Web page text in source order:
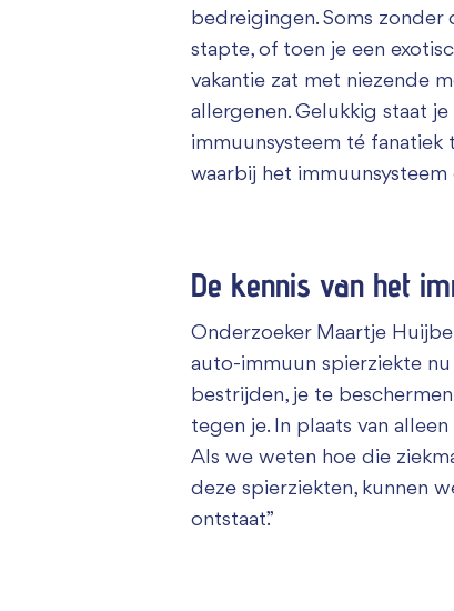
bedreigingen. Soms zonder
stapte, of toen je een
vakantie zat met niezende
allergenen. Gelukkig staat
immuunsysteem té fanatiek
waarbij het
De kennis van het
Onderzoeker Maartje
auto-immuun spierziekte nu
bestrijden, je te
tegen je. In plaats van
Als we weten hoe die
deze spierziekten, kunnen
ontstaat.”